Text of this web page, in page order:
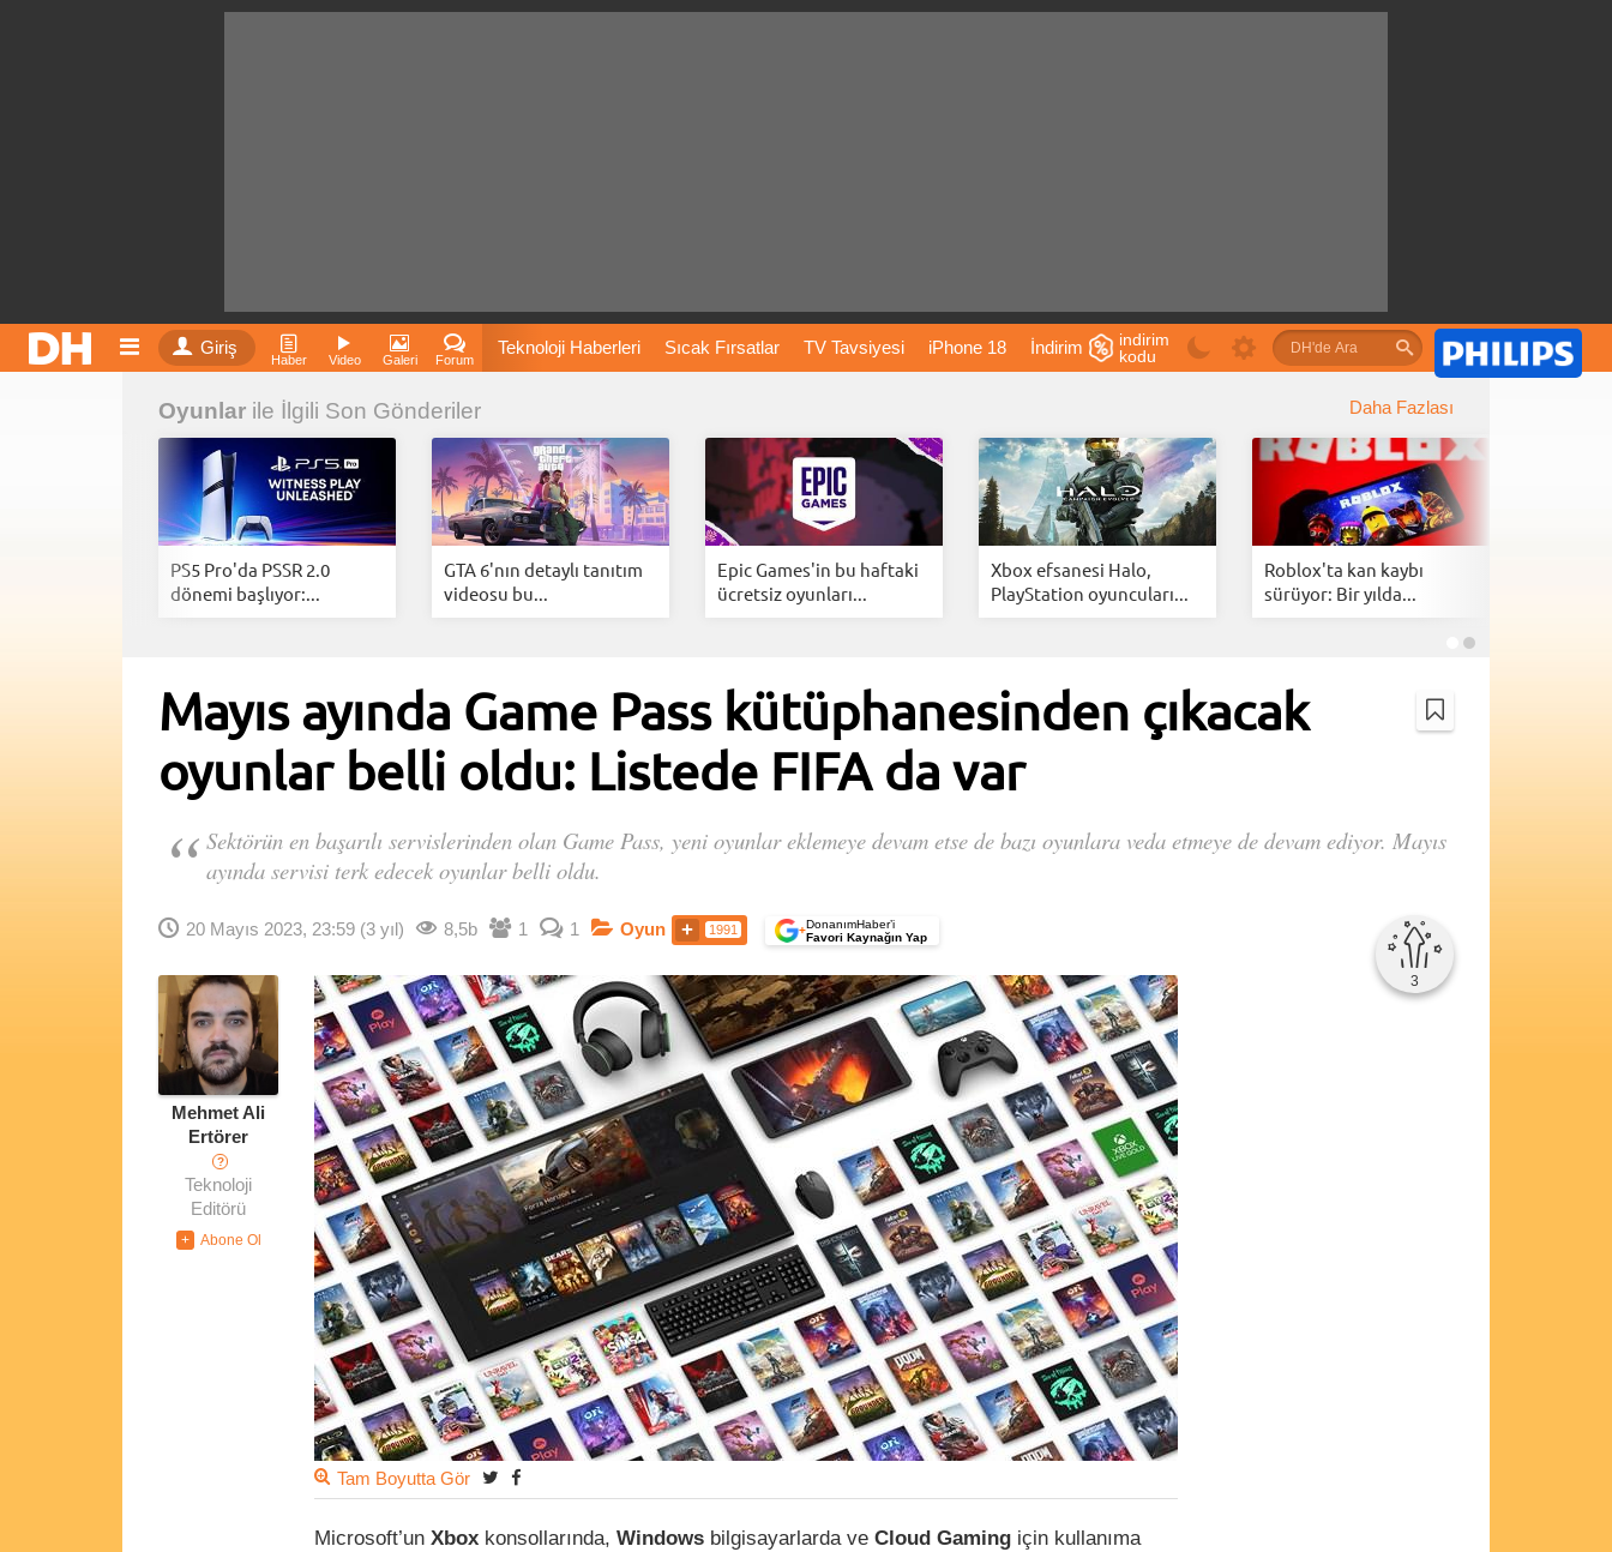
Giriş
Haber Video Galeri Forum
Teknoloji Haberleri Sıcak Fırsatlar TV Tavsiyesi iPhone 18 İndirim
Fiyatları Vizyondaki Filmler Bitcoin Dizi Önerileri Telefon Önerileri
İnstagram Dondurma İnstagram Çöktü Mü
indirim
kodu
Oyunlar ile İlgili Son Gönderiler Daha Fazlası
PS5 Pro'da PSSR 2.0
dönemi başlıyor:...
GTA 6'nın detaylı tanıtım
videosu bu...
Epic Games'in bu haftaki
ücretsiz oyunları...
Xbox efsanesi Halo,
PlayStation oyuncuları...
Roblox'ta kan kaybı
sürüyor: Bir yılda...
Mayıs ayında Game Pass kütüphanesinden çıkacak
oyunlar belli oldu: Listede FIFA da var
Sektörün en başarılı servislerinden olan Game Pass, yeni oyunlar eklemeye devam etse de bazı oyunlara veda etmeye de devam ediyor. Mayıs
ayında servisi terk edecek oyunlar belli oldu.
20 Mayıs 2023, 23:59 (3 yıl) 8,5b 1 1 Oyun 1991 +DonanımHaber’i
Favori Kaynağın Yap
3
Mehmet Ali
Ertörer
?
Teknoloji
Editörü
Tam Boyutta Gör
Microsoft’un Xbox konsollarında, Windows bilgisayarlarda ve Cloud Gaming için kullanıma